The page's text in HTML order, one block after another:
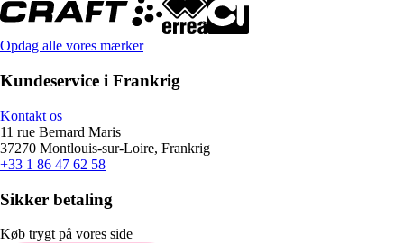
Opdag alle vores mærker
Kundeservice i Frankrig
Kontakt os
11 rue Bernard Maris
37270 Montlouis-sur-Loire, Frankrig
+33 1 86 47 62 58
Sikker betaling
Køb trygt på vores side